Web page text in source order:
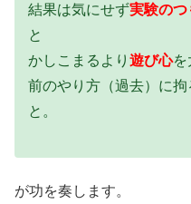
結果は気にせず実験のつ
と
かしこまるより 遊び心を
前のやり方（過去）に拘
と。
が功を奏します。